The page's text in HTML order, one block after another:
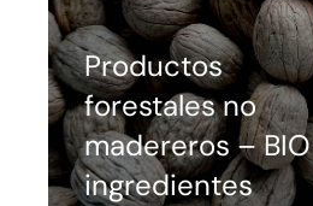
Productos
forestales no
madereros – BIO
ingredientes